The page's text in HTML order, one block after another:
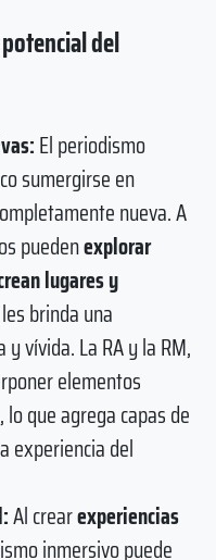
del
El periodismo
sumergirse en
nueva. A
puedenexplorar
lugares y
brinda una
vívida. La RA y la RM,
elementos
que agrega capas de
experiencia del
Al crearexperiencias
inmersivo puede